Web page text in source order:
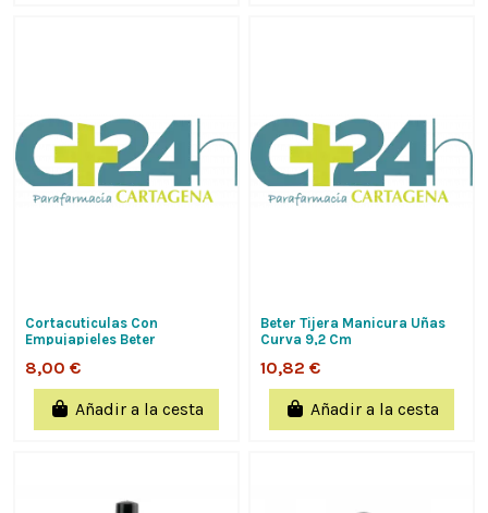
Cortacuticulas Con
Empujapieles Beter
8,00 €
Añadir a la cesta
Beter Tijera Manicura Uñas
Curva 9,2 Cm
10,82 €
Añadir a la cesta